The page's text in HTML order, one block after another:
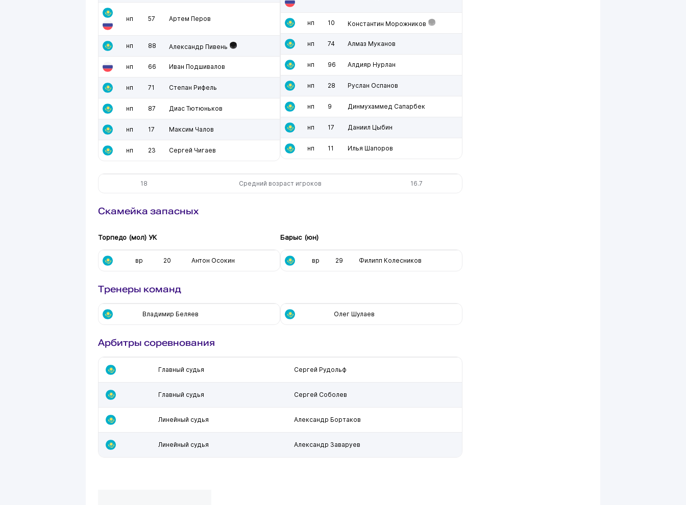
нп 57 Артем Перов
нп 88 Александр Пивень
нп 66 Иван Подшивалов
нп 71 Степан Рифель
нп 87 Диас Тютюньков
нп 17 Максим Чалов
нп 23 Сергей Чигаев
нп 10 Константин Морожников
нп 74 Алмаз Муканов
нп 96 Алдияр Нурлан
нп 28 Руслан Оспанов
нп 9 Динмухаммед Сапарбек
нп 17 Даниил Цыбин
нп 11 Илья Шапоров
18 Средний возраст игроков 16.7
Скамейка запасных
Торпедо (мол) УК
вр 20 Антон Осокин
Барыс (юн)
вр 29 Филипп Колесников
Тренеры команд
Владимир Беляев Олег Шулаев
Арбитры соревнования
Главный судья Сергей Рудольф
Главный судья Сергей Соболев
Линейный судья Александр Бортаков
Линейный судья Александр Заваруев